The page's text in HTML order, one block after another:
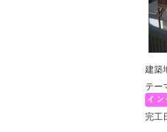
建築
テー
完工